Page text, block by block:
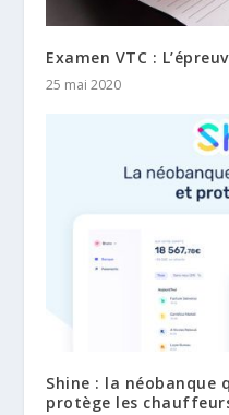
Examen VTC :
25 mai 2020
Shine : la néobanque
protège les